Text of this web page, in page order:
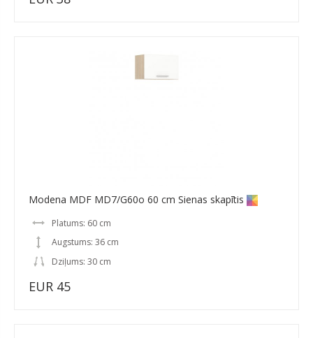
Modena MDF MD7/G60o 60 cm Sienas skapītis
Platums: 60 cm
Augstums: 36 cm
Dziļums: 30 cm
EUR 45